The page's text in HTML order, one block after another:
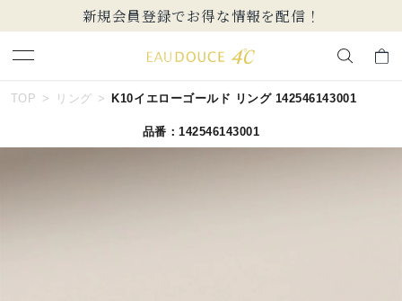
員登録でお得な情報を配信！
キーワードで検索する
TOP リング K10イエローゴールド リング 142546143001
品番：142546143001